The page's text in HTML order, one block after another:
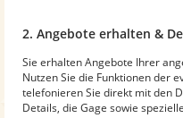
2. Angebote erhalten &
Sie erhalten Angebote Ihrer
Nutzen Sie die Funktionen der
telefonieren Sie direkt mit den
Details, die Gage sowie